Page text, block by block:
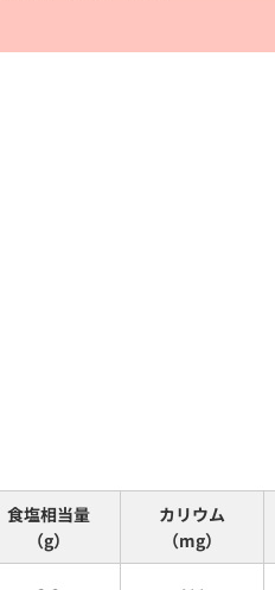
食塩相当量
（g）
カリウム
（mg）